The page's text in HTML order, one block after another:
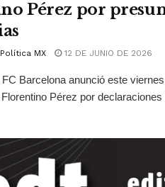
Pérez por
MX 12 DE JUNIO DE 2026
Barcelona anunció este
Pérez por